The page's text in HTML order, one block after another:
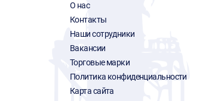
О нас
Контакты
Наши сотрудники
Вакансии
Торговые марки
Политика конфиденциальности
Карта сайта